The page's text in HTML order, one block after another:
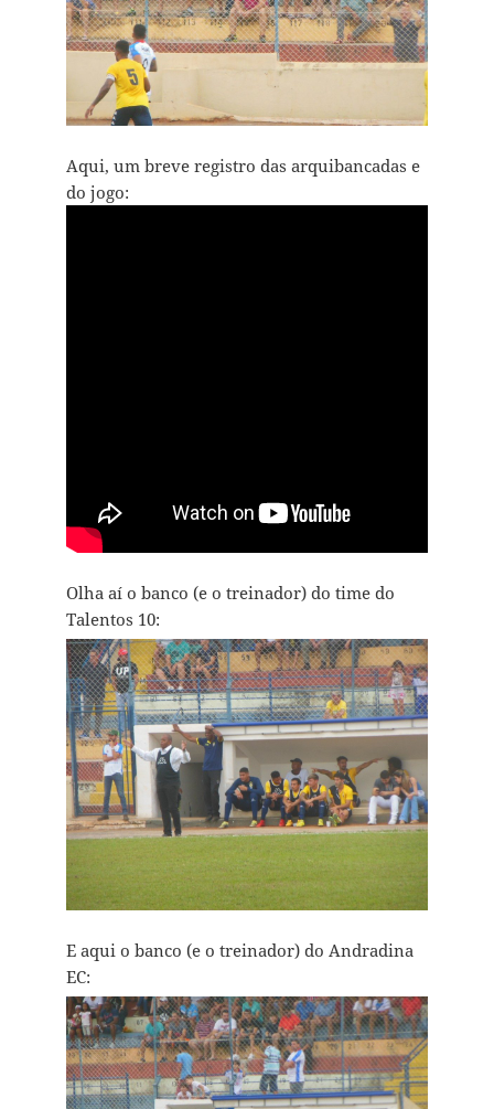
Aqui, um breve registro das arquibancadas e
do jogo:
Olha aí o banco (e o treinador) do time do
Talentos 10:
E aqui o banco (e o treinador) do Andradina
EC: